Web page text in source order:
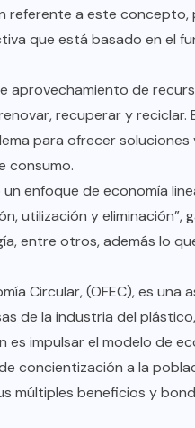
referente a este
que está basado en el
aprovechamiento de
recuperar y reciclar.
para ofrecer
consumo.
enfoque de economía
utilización y eliminación”,
entre otros, además lo
Circular, (OFEC), es
de la industria del
impulsar el modelo de
concientización a la
múltiples beneficios y